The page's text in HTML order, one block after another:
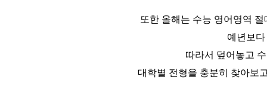
또한 올해는 수능 영어영역
예년보
따라서 덮어놓고
대학별 전형을 충분히 찾아보